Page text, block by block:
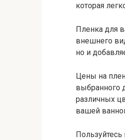
которая
Пленка для
внешнего
но и
Цены на
выбранного
различных
вашей